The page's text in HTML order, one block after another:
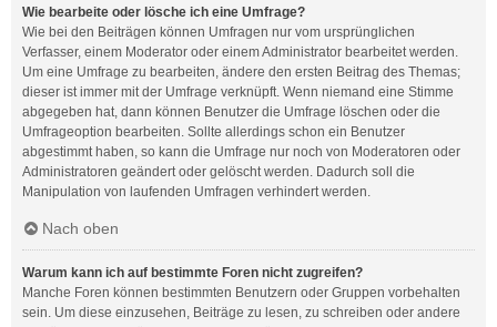
Wie bearbeite oder lösche ich eine Umfrage?
Wie bei den Beiträgen können Umfragen nur vom ursprünglichen
Verfasser, einem Moderator oder einem Administrator bearbeitet werden.
Um eine Umfrage zu bearbeiten, ändere den ersten Beitrag des Themas;
dieser ist immer mit der Umfrage verknüpft. Wenn niemand eine Stimme
abgegeben hat, dann können Benutzer die Umfrage löschen oder die
Umfrageoption bearbeiten. Sollte allerdings schon ein Benutzer
abgestimmt haben, so kann die Umfrage nur noch von Moderatoren oder
Administratoren geändert oder gelöscht werden. Dadurch soll die
Manipulation von laufenden Umfragen verhindert werden.
Nach oben
Warum kann ich auf bestimmte Foren nicht zugreifen?
Manche Foren können bestimmten Benutzern oder Gruppen vorbehalten
sein. Um diese einzusehen, Beiträge zu lesen, zu schreiben oder andere